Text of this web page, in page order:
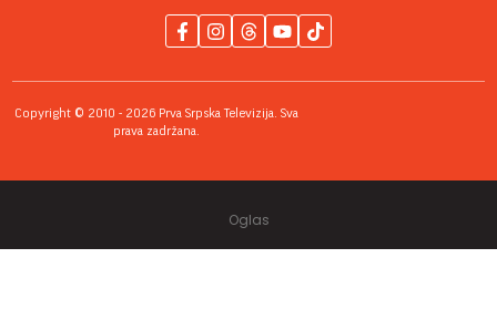
Copyright © 2010 - 2026 Prva Srpska Televizija. Sva
prava zadržana.